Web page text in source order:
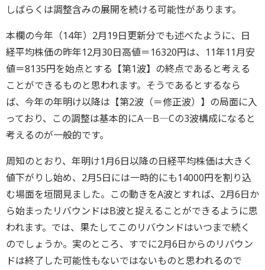
しばらくは調整含みの展開を続ける可能性があります。
本欄の今年（14年）2月19日更新分でも述べたように、日
経平均株価の昨年12月30日高値＝16320円は、11年11月安
値＝8135円を始点とする【第1波】の終点であると考える
ことができるものと思われます。そうであるとするなら
ば、今年の年明け以降は【第2波（＝修正波）】の局面に入
っており、この調整は基本的にA―B―Cの3波構成になると
考えるのが一般的です。
周知のとおり、年明け1月6日以降の日経平均株価は大きく
値下がりし始め、2月5日には一時的にも14000円を割り込
む場面を垣間見ました。この動きをA波とすれば、2月6日か
ら始まったリバウンドはB波と捉えることができるように思
われます。では、果たしてこのリバウンドはいつまで続く
のでしょうか。実のところ、すでに2月6日からのリバウン
ドは終了した可能性もないではないものと思われるので